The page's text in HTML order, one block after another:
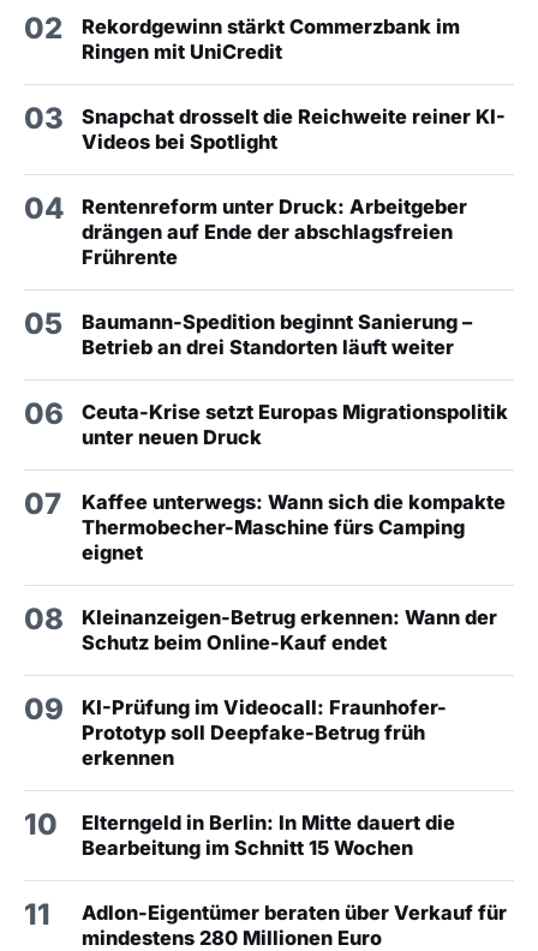
02
Rekordgewinn stärkt Commerzbank im
Ringen mit UniCredit
03
Snapchat drosselt die Reichweite reiner KI-
Videos bei Spotlight
04
Rentenreform unter Druck: Arbeitgeber
drängen auf Ende der abschlagsfreien
Frührente
05
Baumann-Spedition beginnt Sanierung –
Betrieb an drei Standorten läuft weiter
06
Ceuta-Krise setzt Europas Migrationspolitik
unter neuen Druck
07
Kaffee unterwegs: Wann sich die kompakte
Thermobecher-Maschine fürs Camping
eignet
08
Kleinanzeigen-Betrug erkennen: Wann der
Schutz beim Online-Kauf endet
09
KI-Prüfung im Videocall: Fraunhofer-
Prototyp soll Deepfake-Betrug früh
erkennen
10
Elterngeld in Berlin: In Mitte dauert die
Bearbeitung im Schnitt 15 Wochen
11
Adlon-Eigentümer beraten über Verkauf für
mindestens 280 Millionen Euro